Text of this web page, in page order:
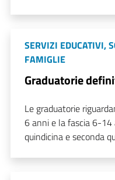
SERVIZI EDUCATIVI,
FAMIGLIE
Graduatorie
Le graduatorie
6 anni e la fascia 6-14
quindicina e seconda